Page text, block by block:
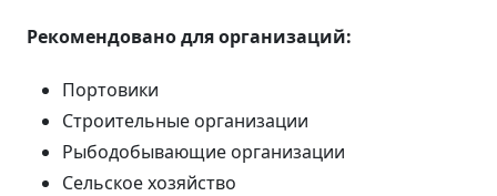
Рекомендовано для организаций:
Портовики
Строительные организации
Рыбодобывающие организации
Сельское хозяйство